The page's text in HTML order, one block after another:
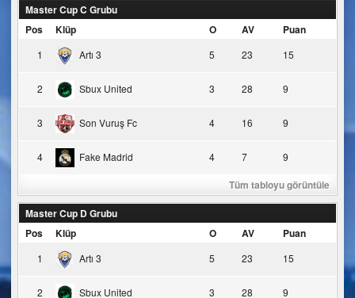
Master Cup C Grubu
Pos
Klüp O AV Puan
1 Artı 3 5 23 15
2 Sbux United 3 28 9
3 Son Vuruş Fc 4 16 9
4 Fake Madrid 4 7 9
Tüm tabloyu görüntüle
Master Cup D Grubu
Pos
Klüp O AV Puan
1 Artı 3 5 23 15
2 Sbux United 3 28 9